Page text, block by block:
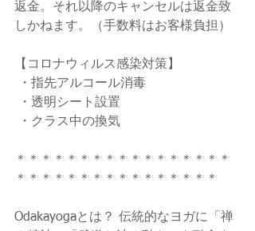
返金。それ以降のキャンセルは返金致
しかねます。（手数料はお客様負担）
【コロナウィルス感染対策】
・指先アルコール消毒
・透明シート設置
・クラス中の換気
＊＊＊＊＊＊＊＊＊＊＊＊＊＊＊＊＊
＊＊＊＊＊＊＊＊＊＊＊＊＊＊＊＊
Odakayogaとは？ 伝統的なヨガに「禅